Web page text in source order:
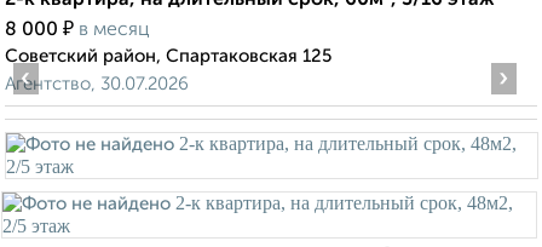
8 000 ₽ в месяц
Советский район, Спартаковская 125
Агентство, 30.07.2026
‹ ›